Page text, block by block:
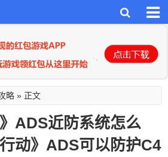
略 » 正文
ADS近防系统怎么
动》ADS可以防护C4